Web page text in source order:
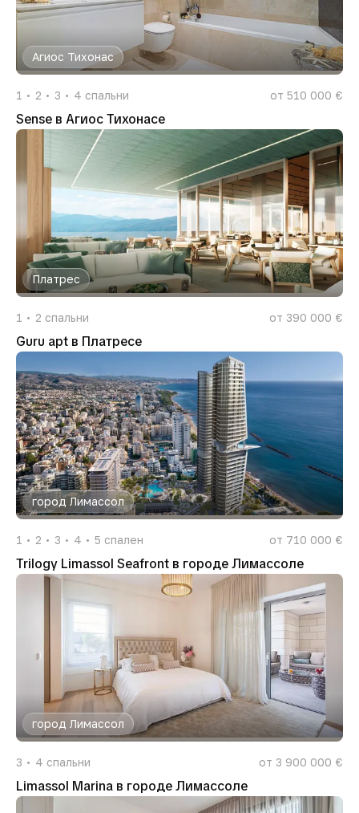
Агиос Тихонас
1 2 3 4 спальни от 510 000 €
Sense в Агиос Тихонасе
Платрес
1 2 спальни от 390 000 €
Guru apt в Платресе
город Лимассол
1 2 3 4 5 спален от 710 000 €
Trilogy Limassol Seafront в городе Лимассоле
город Лимассол
3 4 спальни от 3 900 000 €
Limassol Marina в городе Лимассоле